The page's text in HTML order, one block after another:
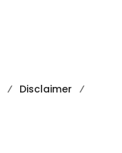
Disclaimer